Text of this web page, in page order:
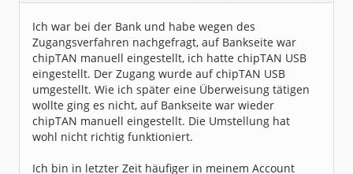
Dabei seit:
12 / 2025
Ich war bei der Bank und habe wegen des
Zugangsverfahren nachgefragt, auf Bankseite war
chipTAN manuell eingestellt, ich hatte chipTAN USB
eingestellt. Der Zugang wurde auf chipTAN USB
umgestellt. Wie ich später eine Überweisung tätigen
wollte ging es nicht, auf Bankseite war wieder
chipTAN manuell eingestellt. Die Umstellung hat
wohl nicht richtig funktioniert.
Ich bin in letzter Zeit häufiger in meinem Account